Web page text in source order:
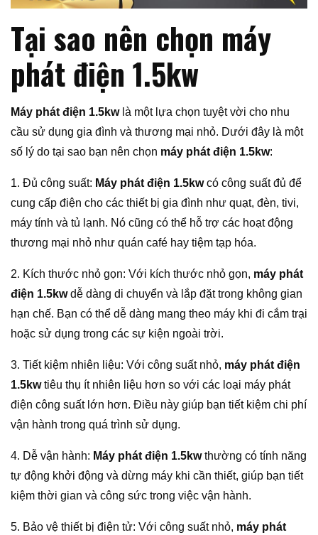
Tại sao nên chọn máy
phát điện 1.5kw
Máy phát điện 1.5kwlà một lựa chọn tuyệt vời cho nhu
cầu sử dụng gia đình và thương mại nhỏ. Dưới đây là một
số lý do tại sao bạn nên chọn máy phát điện 1.5kw:
1. Đủ công suất: Máy phát điện 1.5kwcó công suất đủ để
cung cấp điện cho các thiết bị gia đình như quạt, đèn, tivi,
máy tính và tủ lạnh. Nó cũng có thể hỗ trợ các hoạt động
thương mại nhỏ như quán café hay tiệm tạp hóa.
2. Kích thước nhỏ gọn: Với kích thước nhỏ gọn, máy phát
điện 1.5kwdễ dàng di chuyển và lắp đặt trong không gian
hạn chế. Bạn có thể dễ dàng mang theo máy khi đi cắm trại
hoặc sử dụng trong các sự kiện ngoài trời.
3. Tiết kiệm nhiên liệu: Với công suất nhỏ, máy phát điện
1.5kwtiêu thụ ít nhiên liệu hơn so với các loại máy phát
điện công suất lớn hơn. Điều này giúp bạn tiết kiệm chi phí
vận hành trong quá trình sử dụng.
4. Dễ vận hành: Máy phát điện 1.5kwthường có tính năng
tự động khởi động và dừng máy khi cần thiết, giúp bạn tiết
kiệm thời gian và công sức trong việc vận hành.
5. Bảo vệ thiết bị điện tử: Với công suất nhỏ, máy phát